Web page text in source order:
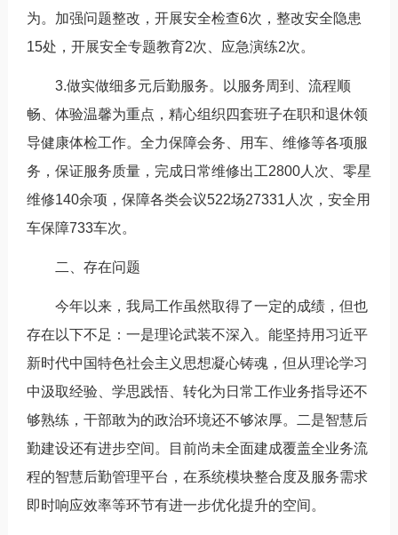
为。加强问题整改，开展安全检查6次，整改安全隐患
15处，开展安全专题教育2次、应急演练2次。
3.做实做细多元后勤服务。以服务周到、流程顺
畅、体验温馨为重点，精心组织四套班子在职和退休领
导健康体检工作。全力保障会务、用车、维修等各项服
务，保证服务质量，完成日常维修出工2800人次、零星
维修140余项，保障各类会议522场27331人次，安全用
车保障733车次。
二、存在问题
今年以来，我局工作虽然取得了一定的成绩，但也
存在以下不足：一是理论武装不深入。能坚持用习近平
新时代中国特色社会主义思想凝心铸魂，但从理论学习
中汲取经验、学思践悟、转化为日常工作业务指导还不
够熟练，干部敢为的政治环境还不够浓厚。二是智慧后
勤建设还有进步空间。目前尚未全面建成覆盖全业务流
程的智慧后勤管理平台，在系统模块整合度及服务需求
即时响应效率等环节有进一步优化提升的空间。